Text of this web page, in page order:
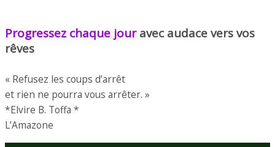
Progressez chaque jour avec audace vers vos
rêves
« Refusez les coups d’arrêt
et rien ne pourra vous arrêter. »
*Elvire B. Toffa *
L’Amazone